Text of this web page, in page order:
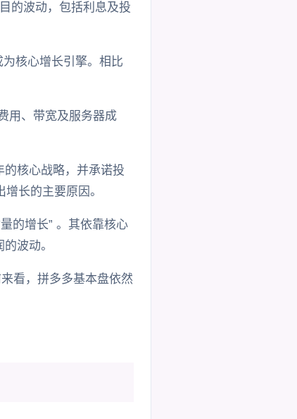
的波动，包括利息及投
核心增长引擎。相比
用、带宽及服务器成
核心战略，并承诺投
长的主要原因。
的增长” 。其依靠核心
波动。
看，拼多多基本盘依然